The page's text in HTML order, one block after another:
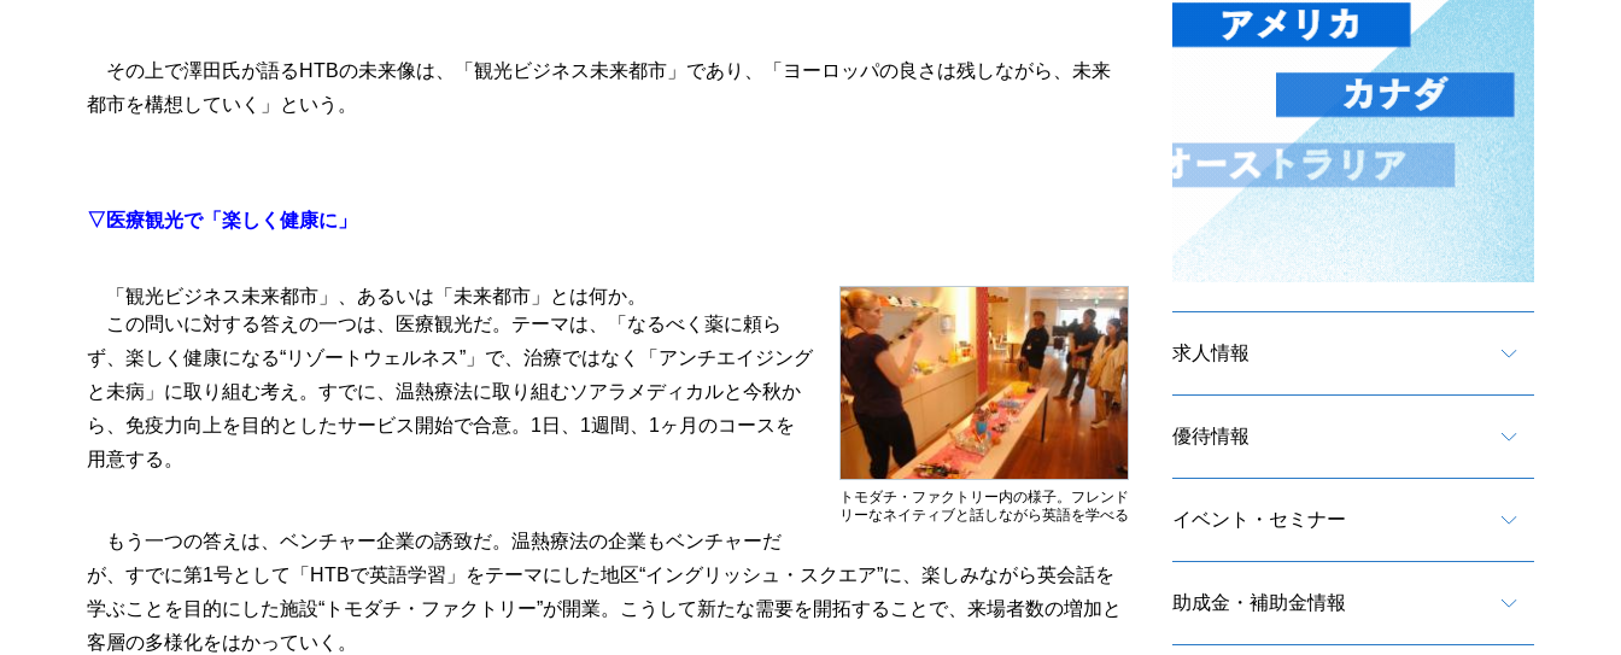
その上で澤田氏が語るHTBの未来像は、「観光ビジネス未来都市」であり、「ヨーロッパの良さは残しながら、未来
都市を構想していく」という。
▽医療観光で「楽しく健康に」
トモダチ・ファクトリー内の様子。フレンド
リーなネイティブと話しながら英語を学べる
「観光ビジネス未来都市」、あるいは「未来都市」とは何か。
この問いに対する答えの一つは、医療観光だ。テーマは、「なるべく薬に頼ら
ず、楽しく健康になる“リゾートウェルネス”」で、治療ではなく「アンチエイジング
と未病」に取り組む考え。すでに、温熱療法に取り組むソアラメディカルと今秋か
ら、免疫力向上を目的としたサービス開始で合意。1日、1週間、1ヶ月のコースを
用意する。
もう一つの答えは、ベンチャー企業の誘致だ。温熱療法の企業もベンチャーだ
が、すでに第1号として「HTBで英語学習」をテーマにした地区“イングリッシュ・スクエア”に、楽しみながら英会話を
学ぶことを目的にした施設“トモダチ・ファクトリー”が開業。こうして新たな需要を開拓することで、来場者数の増加と
客層の多様化をはかっていく。
求人情報
優待情報
イベント・セミナー
助成金・補助金情報